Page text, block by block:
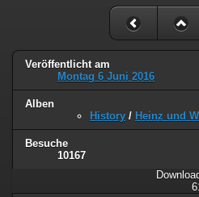
Veröffentlicht am
Montag 6 Juni 2016
Alben
History / Heinz und
Besuche
10167